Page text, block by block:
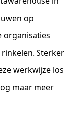
op
organisaties
Sterker
werkwijze los
maar meer